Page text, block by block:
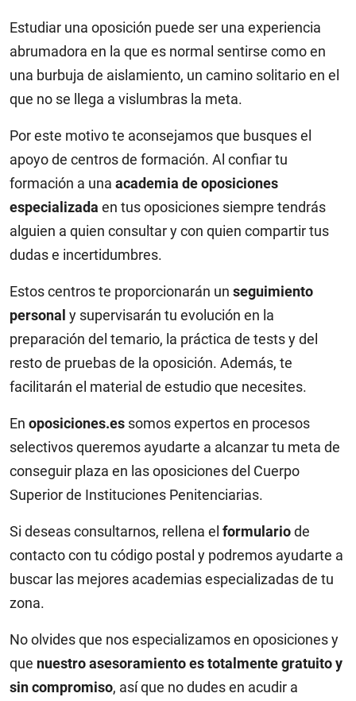
Estudiar una oposición puede ser una experiencia
abrumadora en la que es normal sentirse como en
una burbuja de aislamiento, un camino solitario en el
que no se llega a vislumbras la meta.
Por este motivo te aconsejamos que busques el
apoyo de centros de formación. Al confiar tu
formación a una academia de oposiciones
especializada en tus oposiciones siempre tendrás
alguien a quien consultar y con quien compartir tus
dudas e incertidumbres.
Estos centros te proporcionarán un seguimiento
personal y supervisarán tu evolución en la
preparación del temario, la práctica de tests y del
resto de pruebas de la oposición. Además, te
facilitarán el material de estudio que necesites.
En oposiciones.es somos expertos en procesos
selectivos queremos ayudarte a alcanzar tu meta de
conseguir plaza en las oposiciones del Cuerpo
Superior de Instituciones Penitenciarias.
Si deseas consultarnos, rellena el formulariode
contacto con tu código postal y podremos ayudarte a
buscar las mejores academias especializadas de tu
zona.
No olvides que nos especializamos en oposiciones y
que nuestro asesoramiento es totalmente gratuito y
sin compromiso, así que no dudes en acudir a